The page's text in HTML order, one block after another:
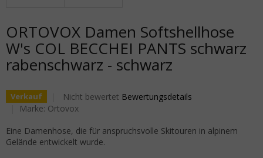
ORTOVOX Damen Softshellhose
W's COL BECCHEI PANTS schwarz
rabenschwarz - schwarz
Verkauf Die durchschnittliche Produktbewertung ist 0,0 von
Nicht bewertet Bewertungsdetails
Marke: Ortovox
Eine Damenhose, die für anspruchsvolle Skitouren in alpinem
Gelände entwickelt wurde.